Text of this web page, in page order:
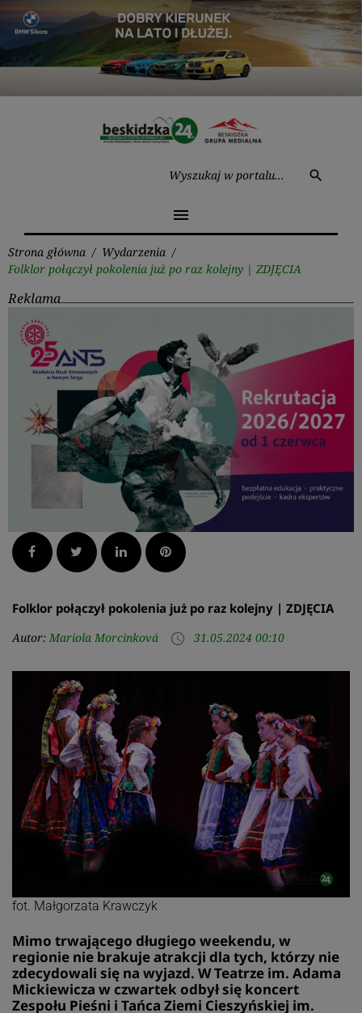
Przejdź
treści
search
menu
Strona główna / Wydarzenia /
Folklor połączył pokolenia już po raz kolejny | ZDJĘCIA
Reklama
Facebook Twitter LinkedInPinterest
Folklor połączył pokolenia już po raz kolejny | ZDJĘCIA
Autor: Mariola Morcinková access_time 31.05.2024 00:10
fot. Małgorzata Krawczyk
Mimo trwającego długiego weekendu, w
regionie nie brakuje atrakcji dla tych, którzy nie
zdecydowali się na wyjazd. W Teatrze im. Adama
Mickiewicza w czwartek odbył się koncert
Zespołu Pieśni i Tańca Ziemi Cieszyńskiej im.